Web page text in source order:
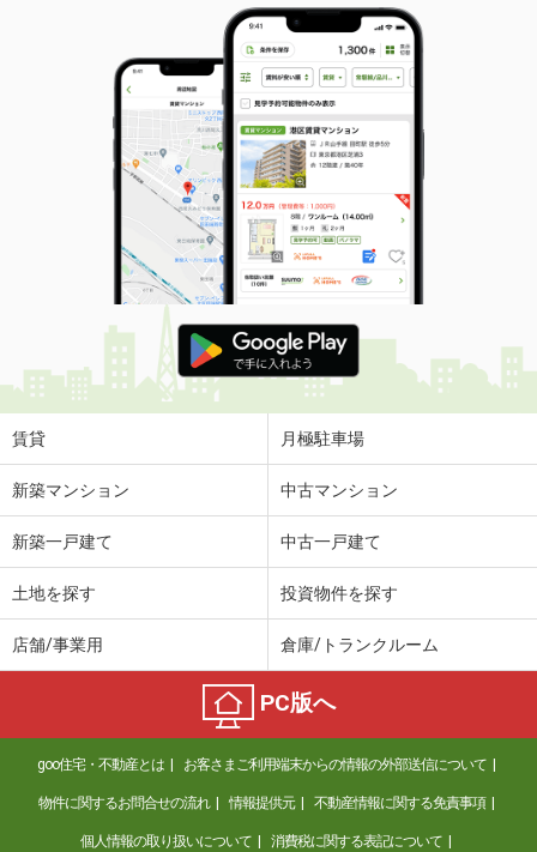
愛知県名古屋市中村区名駅南２
70.01m²
間取り
3LDK
愛知県名古屋市中村区八社１丁目
価 格
7.40万円
住 所
愛知県名古屋市中村区八社１丁目
専有面積 60.33m²
間取り
2LDK
愛知県みよし市園原３
価 格
5.05万円
住 所
愛知県みよし市園原３
専有面積
愛知県名古屋市中区栄２
12.50万円
愛知県名古屋市中区金山５
5.80万円
住 所
愛知県名古屋市中区金山５
専有面積 21.23m²
間取り
1K
愛知県名古屋市中区葵１
賃貸 月極駐車場
新築マンション 中古マンション
新築一戸建て 中古一戸建て
土地を探す 投資物件を探す
店舗/事業用 倉庫/トランクルーム
PC版へ
goo住宅・不動産とは お客さまご利用端末からの情報の外部送信について
物件に関するお問合せの流れ 情報提供元 不動産情報に関する免責事項
個人情報の取り扱いについて 消費税に関する表記について